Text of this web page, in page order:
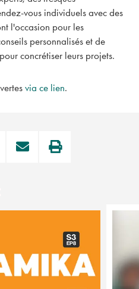
vous individuels avec des
l'occasion pour les
personnalisés et de
concrétiser leurs projets.
via ce lien.